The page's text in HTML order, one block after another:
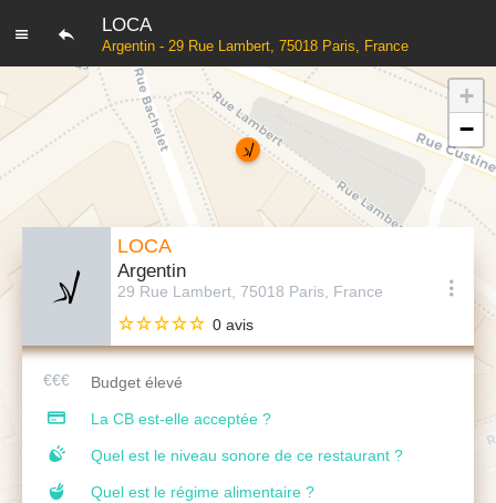
LOCA
Argentin - 29 Rue Lambert, 75018 Paris, France
LOCA
Argentin
29 Rue Lambert, 75018 Paris, France
0 avis
Budget élevé
La CB est-elle acceptée ?
Quel est le niveau sonore de ce restaurant ?
Quel est le régime alimentaire ?
+
−